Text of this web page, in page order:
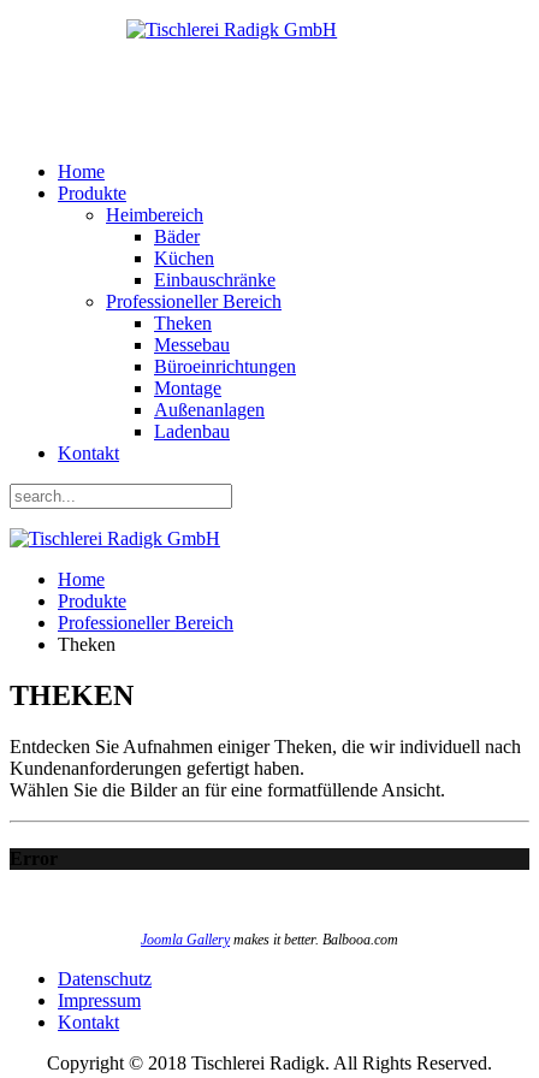
Home
Produkte
Heimbereich
Bäder
Küchen
Einbauschränke
Professioneller Bereich
Theken
Messebau
Büroeinrichtungen
Montage
Außenanlagen
Ladenbau
Kontakt
Home
Produkte
Professioneller Bereich
Theken
THEKEN
Entdecken Sie Aufnahmen einiger Theken, die wir individuell nach
Kundenanforderungen gefertigt haben.
Wählen Sie die Bilder an für eine formatfüllende Ansicht.
Error
Joomla Gallerymakes it better. Balbooa.com
Datenschutz
Impressum
Kontakt
Copyright © 2018 Tischlerei Radigk. All Rights Reserved.